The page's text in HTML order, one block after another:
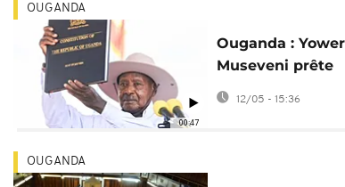
00:47
OUGANDA
Ouganda :
Museveni prête
serment pour un
mandat
12/05 - 15:36
OUGANDA